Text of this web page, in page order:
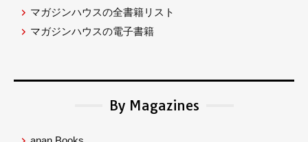
マガジンハウスの全書籍リスト
マガジンハウスの電子書籍
By Magazines